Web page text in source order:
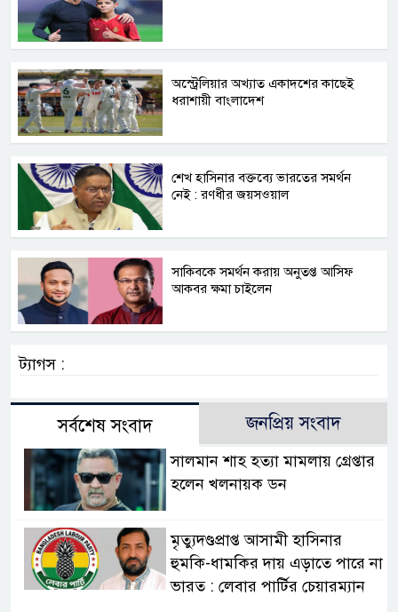
অস্ট্রেলিয়ার অখ্যাত একাদশের কাছেই
ধরাশায়ী বাংলাদেশ
শেখ হাসিনার বক্তব্যে ভারতের সমর্থন
নেই : রণধীর জয়সওয়াল
সাকিবকে সমর্থন করায় অনুতপ্ত আসিফ
আকবর ক্ষমা চাইলেন
ট্যাগস :
সর্বশেষ সংবাদ জনপ্রিয় সংবাদ
সালমান শাহ হত্যা মামলায় গ্রেপ্তার
হলেন খলনায়ক ডন
মৃত্যুদণ্ডপ্রাপ্ত আসামী হাসিনার
হুমকি-ধামকির দায় এড়াতে পারে না
ভারত : লেবার পার্টির চেয়ারম্যান